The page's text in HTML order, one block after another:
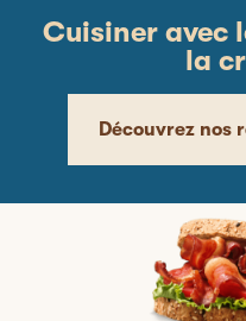
Cuisiner avec
la
Découvrez nos